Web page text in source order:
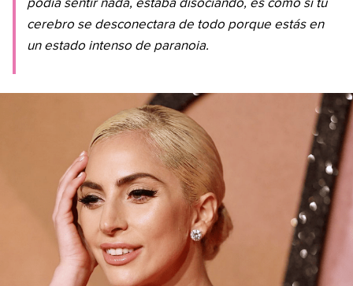
podía sentir nada, estaba disociando, es como si tu
cerebro se desconectara de todo porque estás en
un estado intenso de paranoia.